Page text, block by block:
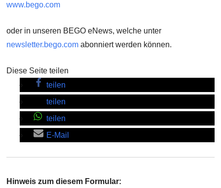
www.bego.com
oder in unseren BEGO eNews, welche unter
newsletter.bego.com abonniert werden können.
Diese Seite teilen
teilen
teilen
teilen
E-Mail
Hinweis zum diesem Formular: